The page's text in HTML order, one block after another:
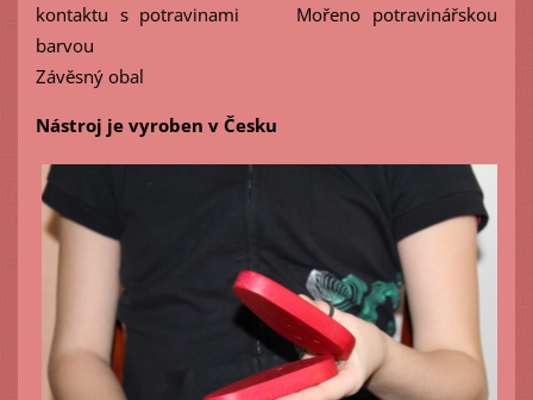
kontaktu s potravinami Mořeno potravinářskou
barvou
Závěsný obal
Nástroj je vyroben v Česku